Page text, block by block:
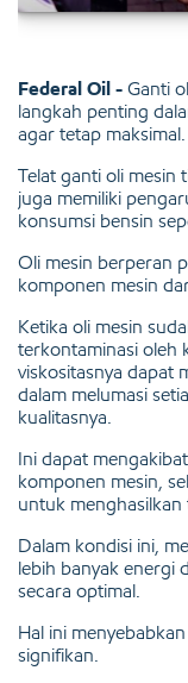
Federal Oil - Ganti
langkah penting
agar tetap maksimal.
Telat ganti oli mesin
juga memiliki
konsumsi bensin
Oli mesin berperan
komponen mesin
Ketika oli mesin
terkontaminasi oleh
viskositasnya dapat
dalam melumasi
kualitasnya.
Ini dapat
komponen mesin,
untuk menghasilkan
Dalam kondisi ini,
lebih banyak energi
secara optimal.
Hal ini
signifikan.